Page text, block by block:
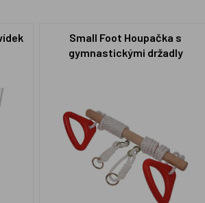
Small Foot Houpačka s
gymnastickými držadly